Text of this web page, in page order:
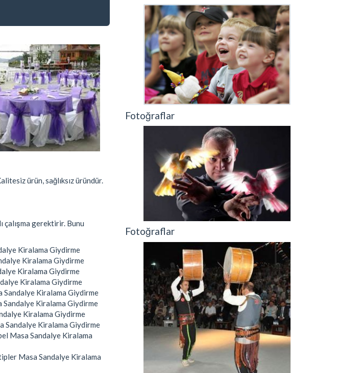
ürün, sağlıksız üründür.
çalışma gerektirir. Bunu
Kiralama Giydirme
Kiralama Giydirme
Kiralama Giydirme
Kiralama Giydirme
Sandalye Kiralama Giydirme
Sandalye Kiralama Giydirme
Kiralama Giydirme
Sandalye Kiralama Giydirme
Masa Sandalye Kiralama
Masa Sandalye Kiralama
Fotoğraflar
Fotoğraflar